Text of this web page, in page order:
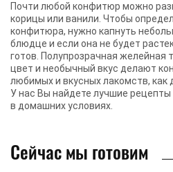
Почти любой конфитюр можно
корицы или ванили. Чтобы
конфитюра, нужно капнуть
блюдце и если она не будет
готов. Полупрозрачная желейная
цвет и необычный вкус делают
любимых и вкусных лакомств, как
У нас Вы найдете лучшие
в домашних условиях.
Сейчас мы готовим